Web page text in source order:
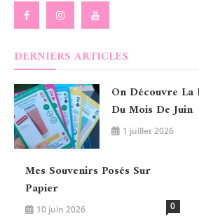
DERNIERS ARTICLES
On Découvre
Du Mois De Juin
1 juillet 2026
Mes Souvenirs Posés Sur
Papier
10 juin 2026 0